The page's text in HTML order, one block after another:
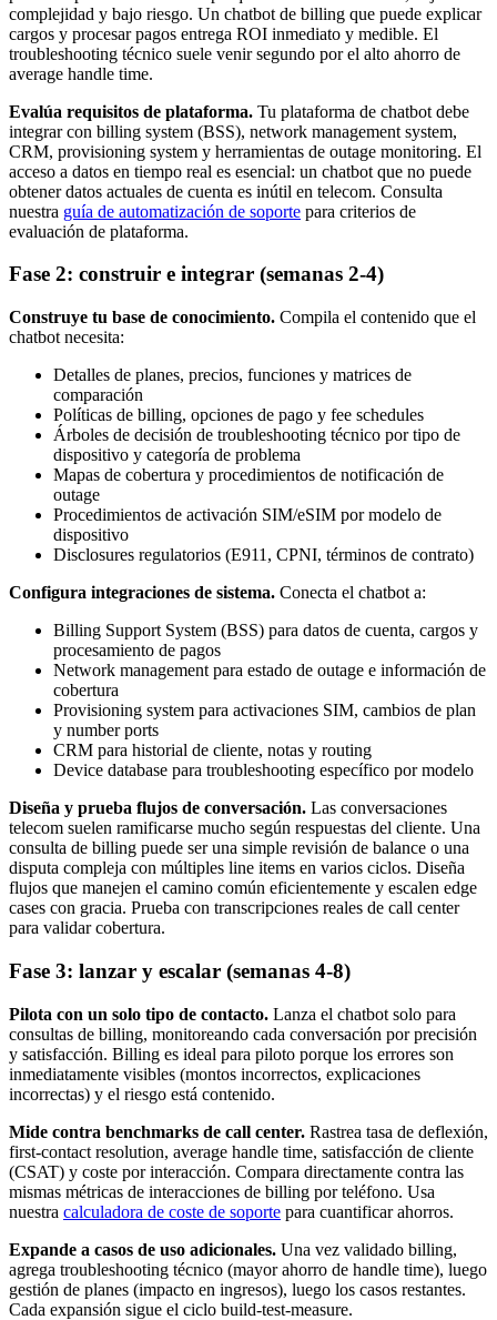
complejidad y bajo riesgo. Un chatbot de billing que puede explicar
cargos y procesar pagos entrega ROI inmediato y medible. El
troubleshooting técnico suele venir segundo por el alto ahorro de
average handle time.
Evalúa requisitos de plataforma. Tu plataforma de chatbot debe
integrar con billing system (BSS), network management system,
CRM, provisioning system y herramientas de outage monitoring. El
acceso a datos en tiempo real es esencial: un chatbot que no puede
obtener datos actuales de cuenta es inútil en telecom. Consulta
nuestra guía de automatización de soporte para criterios de
evaluación de plataforma.
Fase 2: construir e integrar (semanas 2-4)
Construye tu base de conocimiento. Compila el contenido que el
chatbot necesita:
Detalles de planes, precios, funciones y matrices de
comparación
Políticas de billing, opciones de pago y fee schedules
Árboles de decisión de troubleshooting técnico por tipo de
dispositivo y categoría de problema
Mapas de cobertura y procedimientos de notificación de
outage
Procedimientos de activación SIM/eSIM por modelo de
dispositivo
Disclosures regulatorios (E911, CPNI, términos de contrato)
Configura integraciones de sistema. Conecta el chatbot a:
Billing Support System (BSS) para datos de cuenta, cargos y
procesamiento de pagos
Network management para estado de outage e información de
cobertura
Provisioning system para activaciones SIM, cambios de plan
y number ports
CRM para historial de cliente, notas y routing
Device database para troubleshooting específico por modelo
Diseña y prueba flujos de conversación. Las conversaciones
telecom suelen ramificarse mucho según respuestas del cliente. Una
consulta de billing puede ser una simple revisión de balance o una
disputa compleja con múltiples line items en varios ciclos. Diseña
flujos que manejen el camino común eficientemente y escalen edge
cases con gracia. Prueba con transcripciones reales de call center
para validar cobertura.
Fase 3: lanzar y escalar (semanas 4-8)
Pilota con un solo tipo de contacto. Lanza el chatbot solo para
consultas de billing, monitoreando cada conversación por precisión
y satisfacción. Billing es ideal para piloto porque los errores son
inmediatamente visibles (montos incorrectos, explicaciones
incorrectas) y el riesgo está contenido.
Mide contra benchmarks de call center. Rastrea tasa de deflexión,
first-contact resolution, average handle time, satisfacción de cliente
(CSAT) y coste por interacción. Compara directamente contra las
mismas métricas de interacciones de billing por teléfono. Usa
nuestra calculadora de coste de soporte para cuantificar ahorros.
Expande a casos de uso adicionales. Una vez validado billing,
agrega troubleshooting técnico (mayor ahorro de handle time), luego
gestión de planes (impacto en ingresos), luego los casos restantes.
Cada expansión sigue el ciclo build-test-measure.